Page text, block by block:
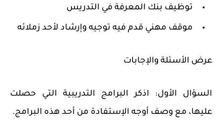
توظيف بنك المعرفة في التدريس
موقف مهني قدم فيه توجيه وإرشاد لأحد زملائه
عرض الأسئلة والإجابات
السؤال الأول: اذكر البرامج التدريبية التي حصلت
عليها، مع وصف أوجه الإستفادة من أحد هذه البرامج.